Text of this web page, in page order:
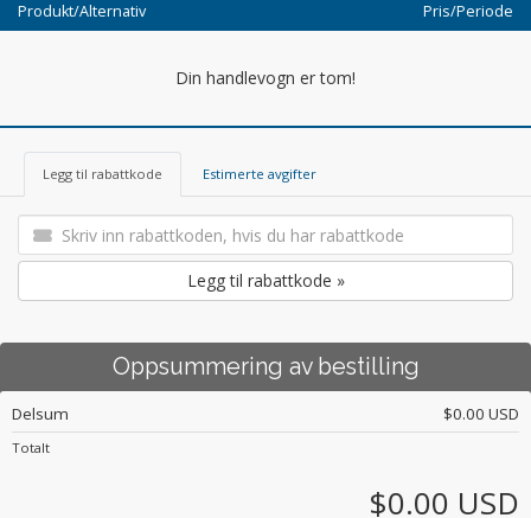
Produkt/Alternativ Pris/Periode
Din handlevogn er tom!
Legg til rabattkode Estimerte avgifter
Legg til rabattkode »
Oppsummering av bestilling
Delsum $0.00 USD
Totalt
$0.00 USD